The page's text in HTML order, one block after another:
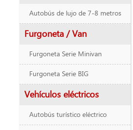
Autobús de lujo de 7-8 metros
Furgoneta / Van
Furgoneta Serie Minivan
Furgoneta Serie BIG
Vehículos eléctricos
Autobús turístico eléctrico